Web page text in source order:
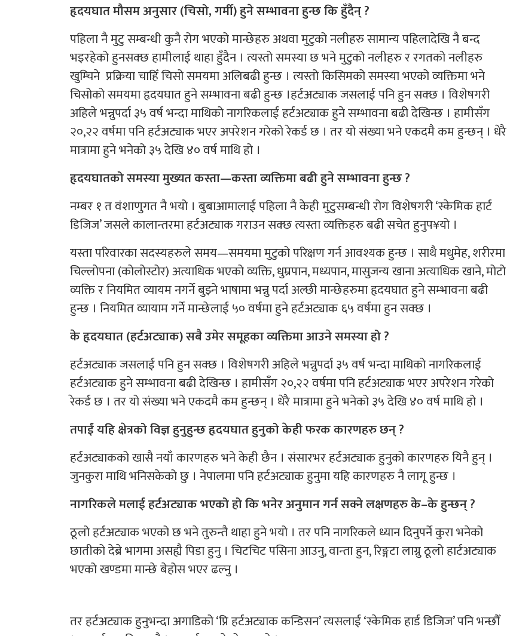
हृदयघात मौसम अनुसार (चिसो, गर्मी) हुने सम्भावना हुन्छ कि हुँदैन् ?
पहिला नै मुटु सम्बन्धी कुनै रोग भएको मान्छेहरु अथवा मुटुको नलीहरु सामान्य पहिलादेखि नै बन्द
भइरहेको हुनसक्छ हामीलाई थाहा हुँदैन । त्यस्तो समस्या छ भने मुटुको नलीहरु र रगतको नलीहरु
खुम्चिने प्रक्रिया चाहिँ चिसो समयमा अलिबढी हुन्छ । त्यस्तो किसिमको समस्या भएको व्यक्तिमा भने
चिसोको समयमा हृदयघात हुने सम्भावना बढी हुन्छ ।हर्टअट्याक जसलाई पनि हुन सक्छ । विशेषगरी
अहिले भन्नुपर्दा ३५ वर्ष भन्दा माथिको नागरिकलाई हर्टअट्याक हुने सम्भावना बढी देखिन्छ । हामीसँग
२०,२२ वर्षमा पनि हर्टअट्याक भएर अपरेशन गरेको रेकर्ड छ । तर यो संख्या भने एकदमै कम हुन्छन् । धेरै
मात्रामा हुने भनेको ३५ देखि ४० वर्ष माथि हो ।
हृदयघातको समस्या मुख्यत कस्ता—कस्ता व्यक्तिमा बढी हुने सम्भावना हुन्छ ?
नम्बर १ त वंशाणुगत नै भयो । बुबाआमालाई पहिला नै केही मुटुसम्बन्धी रोग विशेषगरी ‘स्केमिक हार्ट
डिजिज’ जसले कालान्तरमा हर्टअट्याक गराउन सक्छ त्यस्ता व्यक्तिहरु बढी सचेत हुनुप¥यो ।
यस्ता परिवारका सदस्यहरुले समय—समयमा मुटुको परिक्षण गर्न आवश्यक हुन्छ । साथै मधुमेह, शरीरमा
चिल्लोपना (कोलोस्टोर) अत्याधिक भएको व्यक्ति, धुम्रपान, मध्यपान, मासुजन्य खाना अत्याधिक खाने, मोटो
व्यक्ति र नियमित व्यायम नगर्ने बुझ्ने भाषामा भन्नु पर्दा अल्छी मान्छेहरुमा हृदयघात हुने सम्भावना बढी
हुन्छ । नियमित व्यायाम गर्ने मान्छेलाई ५० वर्षमा हुने हर्टअट्याक ६५ वर्षमा हुन सक्छ ।
के हृदयघात (हर्टअट्याक) सबै उमेर समूहका व्यक्तिमा आउने समस्या हो ?
हर्टअट्याक जसलाई पनि हुन सक्छ । विशेषगरी अहिले भन्नुपर्दा ३५ वर्ष भन्दा माथिको नागरिकलाई
हर्टअट्याक हुने सम्भावना बढी देखिन्छ । हामीसँग २०,२२ वर्षमा पनि हर्टअट्याक भएर अपरेशन गरेको
रेकर्ड छ । तर यो संख्या भने एकदमै कम हुन्छन् । धेरै मात्रामा हुने भनेको ३५ देखि ४० वर्ष माथि हो ।
तपाईं यहि क्षेत्रको विज्ञ हुनुहुन्छ हृदयघात हुनुको केही फरक कारणहरु छन् ?
हर्टअट्याकको खासै नयाँ कारणहरु भने केही छैन । संसारभर हर्टअट्याक हुनुको कारणहरु यिनै हुन् ।
जुनकुरा माथि भनिसकेको छु । नेपालमा पनि हर्टअट्याक हुनुमा यहि कारणहरु नै लागू हुन्छ ।
नागरिकले मलाई हर्टअट्याक भएको हो कि भनेर अनुमान गर्न सक्ने लक्षणहरु के–के हुन्छन् ?
ठूलो हर्टअट्याक भएको छ भने तुरुन्तै थाहा हुने भयो । तर पनि नागरिकले ध्यान दिनुपर्ने कुरा भनेको
छातीको देब्रे भागमा असह्यै पिडा हुनु । चिटचिट पसिना आउनु, वान्ता हुन, रिङ्गटा लाग्नु ठूलो हार्टअट्याक
भएको खण्डमा मान्छे बेहोस भएर ढल्नु ।
तर हर्टअट्याक हुनुभन्दा अगाडिको ‘प्रि हर्टअट्याक कन्डिसन’ त्यसलाई ‘स्केमिक हार्ड डिजिज’ पनि भन्छौँ